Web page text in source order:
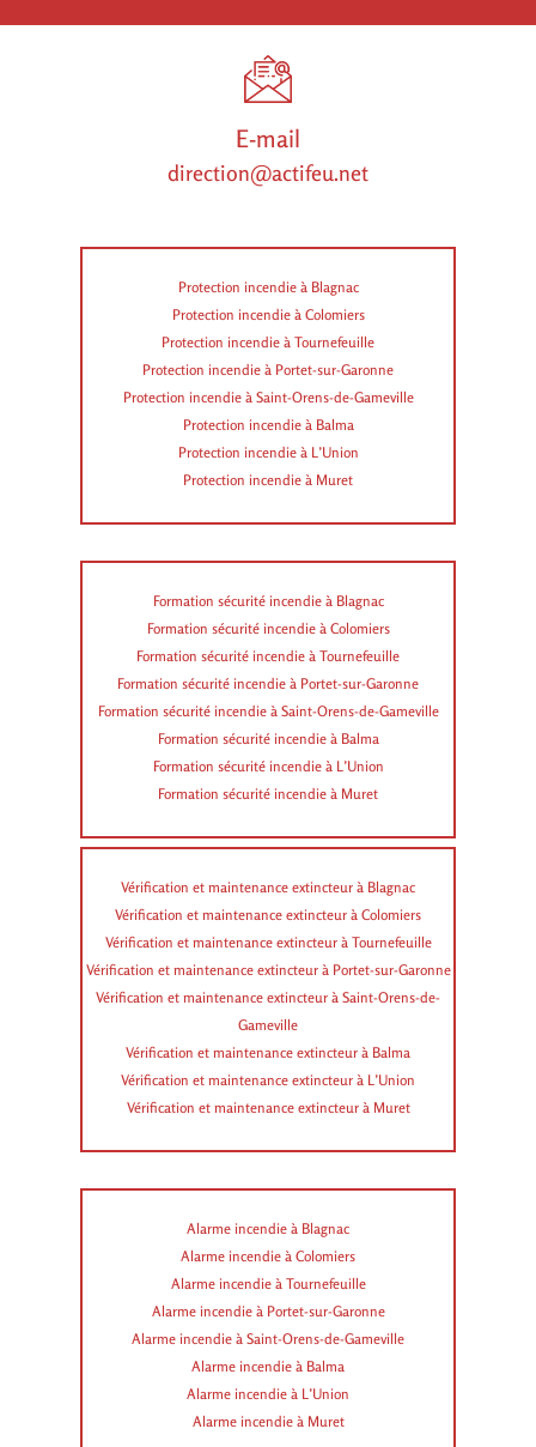
E-mail
direction@actifeu.net
Protection incendie à Blagnac
Protection incendie à Colomiers
Protection incendie à Tournefeuille
Protection incendie à Portet-sur-Garonne
Protection incendie à Saint-Orens-de-Gameville
Protection incendie à Balma
Protection incendie à L’Union
Protection incendie à Muret
Formation sécurité incendie à Blagnac
Formation sécurité incendie à Colomiers
Formation sécurité incendie à Tournefeuille
Formation sécurité incendie à Portet-sur-Garonne
Formation sécurité incendie à Saint-Orens-de-Gameville
Formation sécurité incendie à Balma
Formation sécurité incendie à L’Union
Formation sécurité incendie à Muret
Vérification et maintenance extincteur à Blagnac
Vérification et maintenance extincteur à Colomiers
Vérification et maintenance extincteur à Tournefeuille
Vérification et maintenance extincteur à Portet-sur-Garonne
Vérification et maintenance extincteur à Saint-Orens-de-
Gameville
Vérification et maintenance extincteur à Balma
Vérification et maintenance extincteur à L’Union
Vérification et maintenance extincteur à Muret
Alarme incendie à Blagnac
Alarme incendie à Colomiers
Alarme incendie à Tournefeuille
Alarme incendie à Portet-sur-Garonne
Alarme incendie à Saint-Orens-de-Gameville
Alarme incendie à Balma
Alarme incendie à L’Union
Alarme incendie à Muret